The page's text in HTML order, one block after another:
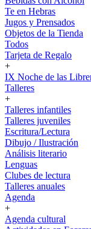
Te en Hebras
Jugos y Prensados
Objetos de la Tienda
Todos
Tarjeta de Regalo
+
IX Noche de las
Talleres
+
Talleres infantiles
Talleres juveniles
Escritura/Lectura
Dibujo / Ilustración
Análisis literario
Lenguas
Clubes de lectura
Talleres anuales
Agenda
+
Agenda cultural